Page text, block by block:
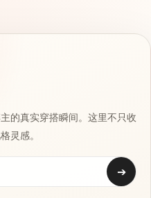
的真实穿搭瞬间。这里不只收
灵感。
➔